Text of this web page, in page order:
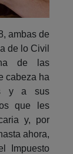
ambas de
de lo Civil
de las
cabeza ha
y a sus
que les
y, por
ahora,
Impuesto